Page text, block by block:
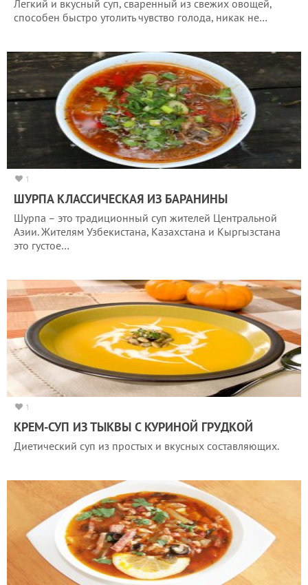
Легкий и вкусный суп, сваренный из свежих овощей,
способен быстро утолить чувство голода, никак не…
1
ШУРПА КЛАССИЧЕСКАЯ ИЗ БАРАНИНЫ
Шурпа – это традиционный суп жителей Центральной
Азии. Жителям Узбекистана, Казахстана и Кыргызстана
это густое…
1
КРЕМ-СУП ИЗ ТЫКВЫ С КУРИНОЙ ГРУДКОЙ
Диетический суп из простых и вкусных составляющих.